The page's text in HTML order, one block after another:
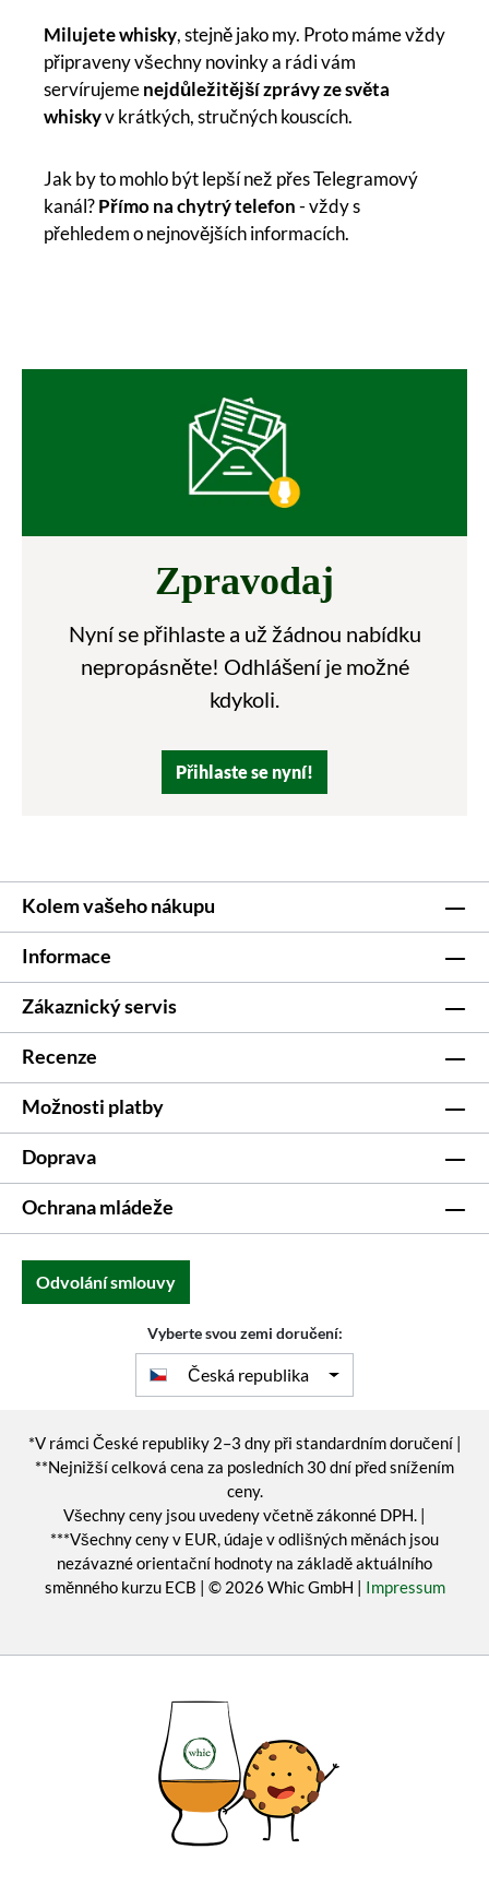
Milujete whisky, stejně jako my. Proto máme vždy
připraveny všechny novinky a rádi vám
servírujemenejdůležitější zprávy ze světa
whiskyv krátkých, stručných kouscích.
Jak by to mohlo být lepší než přes Telegramový
kanál?Přímo na chytrý telefon- vždy s
přehledem o nejnovějších informacích.
Zpravodaj
Nyní se přihlaste a už žádnou nabídku
nepropásněte! Odhlášení je možné
kdykoli.
Přihlaste se nyní!
Kolem vašeho nákupu
Informace
Zákaznický servis
Recenze
Možnosti platby
Doprava
Ochrana mládeže
Odvolání smlouvy
Vyberte svou zemi doručení:
Česká republika
*V rámci České republiky 2–3 dny při standardním doručení |
**Nejnižší celková cena za posledních 30 dní před snížením
ceny.
Všechny ceny jsou uvedeny včetně zákonné DPH. |
***Všechny ceny v EUR, údaje v odlišných měnách jsou
nezávazné orientační hodnoty na základě aktuálního
směnného kurzu ECB | © 2026 Whic GmbH | Impressum